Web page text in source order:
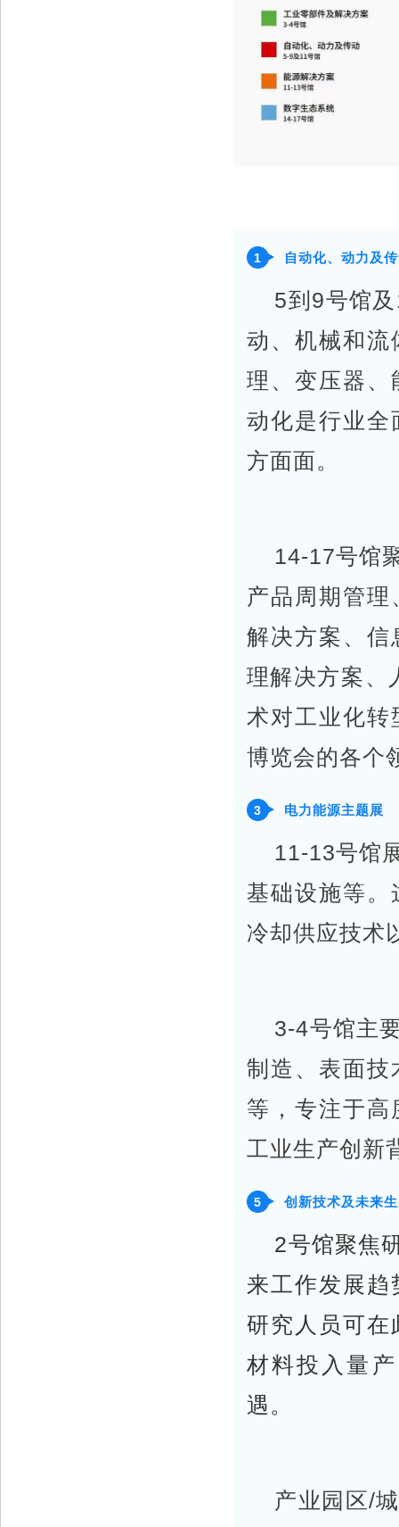
1 自动化、动力及
5到9号馆
动、机械和流
理、变压器、
动化是行业全
方面面。
14-17号馆
产品周期管
解决方案、信
理解决方案、
术对工业化
博览会的各个
3 电力能源主题展
11-13号馆
基础设施等
冷却供应技术
3-4号馆主
制造、表面技
等，专注于
工业生产创新
5 创新技术及未来
2号馆聚焦
来工作发展
研究人员可在
材料投入量
遇。
产业园区/